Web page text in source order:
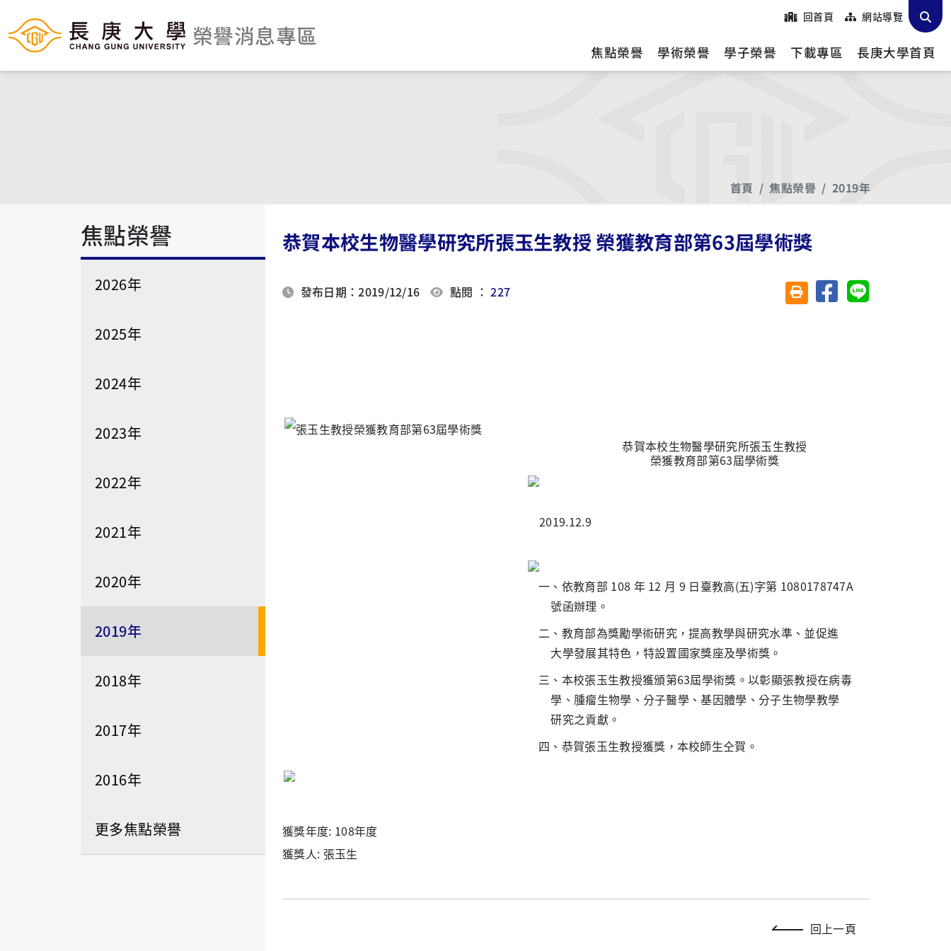
榮譽消息專區
回首頁 網站導覽
焦點榮譽 學術榮譽 學子榮譽 下載專區 長庚大學首頁
首頁 焦點榮譽 2019年
焦點榮譽
2026年
2025年
2024年
2023年
2022年
2021年
2020年
2019年
2018年
2017年
2016年
更多焦點榮譽
恭賀本校生物醫學研究所張玉生教授 榮獲教育部第63屆學術獎
發布日期：2019/12/16 點閱 ：227 友善列印(另開視窗)
分享至臉書分享至 Line
恭賀本校生物醫學研究所張玉生教授
榮獲教育部第63屆學術獎
2019.12.9
一、依教育部 108 年 12 月 9 日臺教高(五)字第 1080178747A
號函辦理。
二、教育部為獎勵學術研究，提高教學與研究水準、並促進
大學發展其特色，特設置國家獎座及學術獎。
三、本校張玉生教授獲頒第63屆學術獎。以彰顯張教授在病毒
學、腫瘤生物學、分子醫學、基因體學、分子生物學教學
研究之貢獻。
四、恭賀張玉生教授獲獎，本校師生仝賀。
獲獎年度: 108年度
獲獎人: 張玉生
回上一頁